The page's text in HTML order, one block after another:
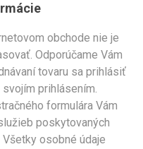
obchode nie je
Odporúčame Vám
tovaru sa prihlásiť
prihlásením.
formulára Vám
poskytovaných
osobné údaje